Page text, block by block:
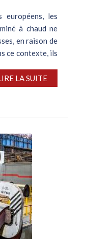
européens, les
à chaud ne
en raison de
ce contexte, ils
LA SUITE